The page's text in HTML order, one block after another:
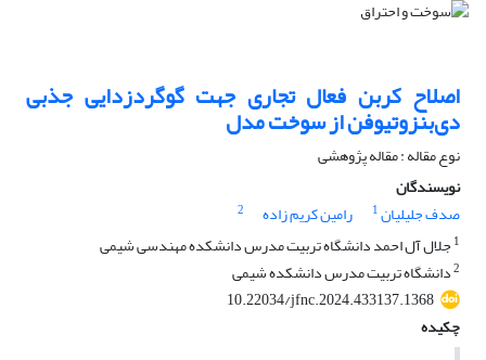
اصلاح کربن فعال تجاری جهت گوگردزدایی جذبی
دی‌بنزوتیوفن از سوخت مدل
نوع مقاله : مقاله پژوهشی
نویسندگان
صدف جلیلیان1 رامین کریم زاده
2
1 جلال آل احمد دانشگاه تربیت مدرس دانشکده مهندسی شیمی
2دانشگاه تربیت مدرس دانشکده شیمی
10.22034/jfnc.2024.433137.1368
چکیده